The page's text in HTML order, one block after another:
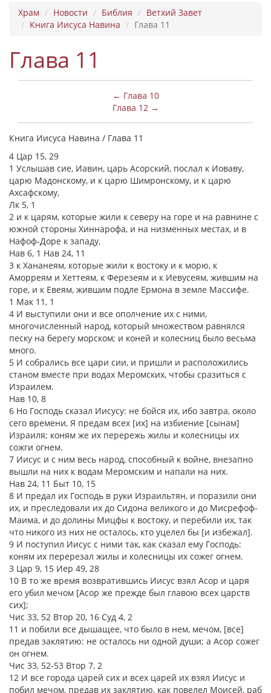
Храм Новости Библия
Ветхий Завет
Книга Иисуса Навина
Глава 11
Глава 11
← Глава 10
Глава 12 →
Книга Иисуса Навина / Глава 11
4 Цар 15, 29
1 Услышав сие, Иавин, царь Асорский, послал к Иоваву,
царю Мадонскому, и к царю Шимронскому, и к царю
Ахсафскому,
Лк 5, 1
2 и к царям, которые жили к северу на горе и на равнине с
южной стороны Хиннарофа, и на низменных местах, и в
Нафоф-Доре к западу,
Нав 6, 1 Нав 24, 11
3 к Хананеям, которые жили к востоку и к морю, к
Аморреям и Хеттеям, к Ферезеям и к Иевусеям, жившим на
горе, и к Евеям, жившим подле Ермона в земле Массифе.
1 Мак 11, 1
4 И выступили они и все ополчение их с ними,
многочисленный народ, который множеством равнялся
песку на берегу морском; и коней и колесниц было весьма
много.
5 И собрались все цари сии, и пришли и расположились
станом вместе при водах Меромских, чтобы сразиться с
Израилем.
Нав 10, 8
6 Но Господь сказал Иисусу: не бойся их, ибо завтра, около
сего времени, Я предам всех [их] на избиение [сынам]
Израиля; коням же их перережь жилы и колесницы их
сожги огнем.
7 Иисус и с ним весь народ, способный к войне, внезапно
вышли на них к водам Меромским и напали на них.
Нав 24, 11 Быт 10, 15
8 И предал их Господь в руки Израильтян, и поразили они
их, и преследовали их до Сидона великого и до Мисрефоф-
Маима, и до долины Мицфы к востоку, и перебили их, так
что никого из них не осталось, кто уцелел бы [и избежал].
9 И поступил Иисус с ними так, как сказал ему Господь:
коням их перерезал жилы и колесницы их сожег огнем.
3 Цар 9, 15 Иер 49, 28
10 В то же время возвратившись Иисус взял Асор и царя
его убил мечом [Асор же прежде был главою всех царств
сих];
Чис 33, 52 Втор 20, 16 Суд 4, 2
11 и побили все дышащее, что было в нем, мечом, [все]
предав заклятию: не осталось ни одной души; а Асор сожег
он огнем.
Чис 33, 52-53 Втор 7, 2
12 И все города царей сих и всех царей их взял Иисус и
побил мечом, предав их заклятию, как повелел Моисей, раб